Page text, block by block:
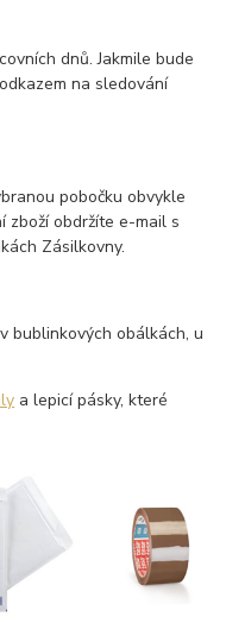
dnů. Jakmile bude
na sledování
pobočku obvykle
zboží obdržíte e-mail s
Zásilkovny.
bublinkových obálkách, u
a lepicí pásky, které